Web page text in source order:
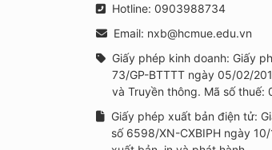
Hotline: 0903988734
Email: nxb@hcmue.edu.vn
Giấy phép kinh doanh: Giấy
73/GP-BTTTT ngày 05/02/
và Truyền thông. Mã số thuế:
Giấy phép xuất bản điện tử:
số 6598/XN-CXBIPH ngày